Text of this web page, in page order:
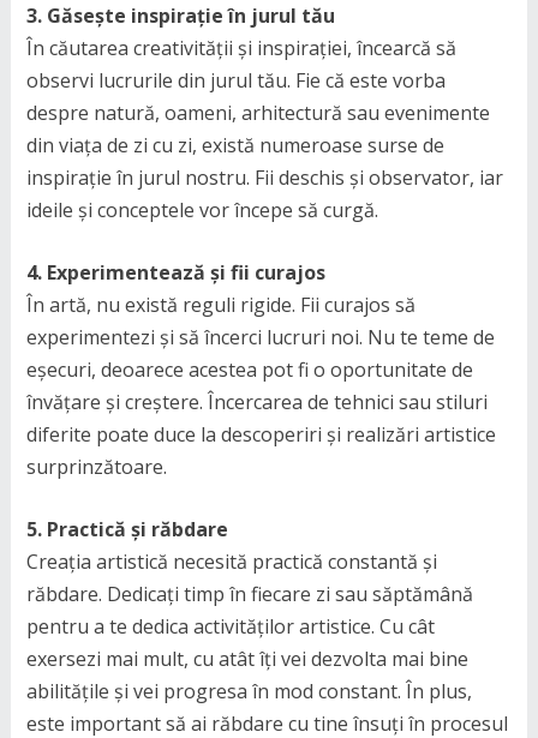
3. Găsește inspirație în jurul tău
În căutarea creativității și inspirației, încearcă să
observi lucrurile din jurul tău. Fie că este vorba
despre natură, oameni, arhitectură sau evenimente
din viața de zi cu zi, există numeroase surse de
inspirație în jurul nostru. Fii deschis și observator, iar
ideile și conceptele vor începe să curgă.
4. Experimentează și fii curajos
În artă, nu există reguli rigide. Fii curajos să
experimentezi și să încerci lucruri noi. Nu te teme de
eșecuri, deoarece acestea pot fi o oportunitate de
învățare și creștere. Încercarea de tehnici sau stiluri
diferite poate duce la descoperiri și realizări artistice
surprinzătoare.
5. Practică și răbdare
Creația artistică necesită practică constantă și
răbdare. Dedicați timp în fiecare zi sau săptămână
pentru a te dedica activităților artistice. Cu cât
exersezi mai mult, cu atât îți vei dezvolta mai bine
abilitățile și vei progresa în mod constant. În plus,
este important să ai răbdare cu tine însuți în procesul